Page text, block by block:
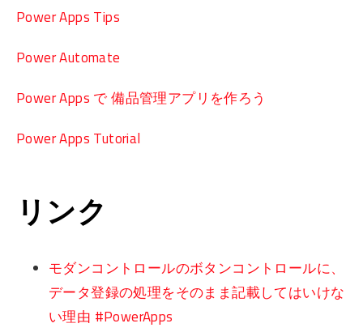
Power Apps Tips
Power Automate
Power Apps で 備品管理アプリを作ろう
Power Apps Tutorial
リンク
モダンコントロールのボタンコントロールに、
データ登録の処理をそのまま記載してはいけな
い理由 #PowerApps